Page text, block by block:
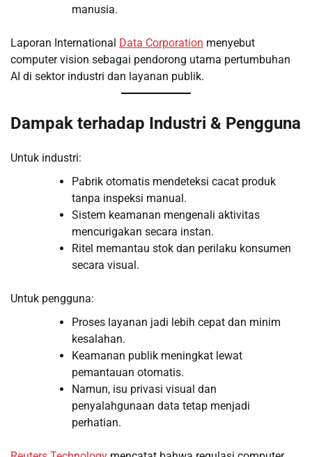
manusia.
Laporan International Data Corporation menyebut
computer vision sebagai pendorong utama pertumbuhan
AI di sektor industri dan layanan publik.
Dampak terhadap Industri & Pengguna
Untuk industri:
Pabrik otomatis mendeteksi cacat produk
tanpa inspeksi manual.
Sistem keamanan mengenali aktivitas
mencurigakan secara instan.
Ritel memantau stok dan perilaku konsumen
secara visual.
Untuk pengguna:
Proses layanan jadi lebih cepat dan minim
kesalahan.
Keamanan publik meningkat lewat
pemantauan otomatis.
Namun, isu privasi visual dan
penyalahgunaan data tetap menjadi
perhatian.